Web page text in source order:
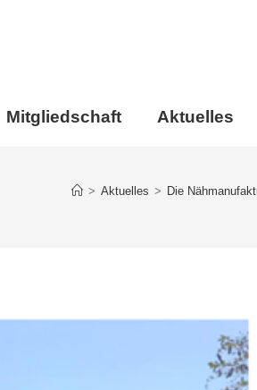
Mitgliedschaft Aktuelles
> Aktuelles > Die